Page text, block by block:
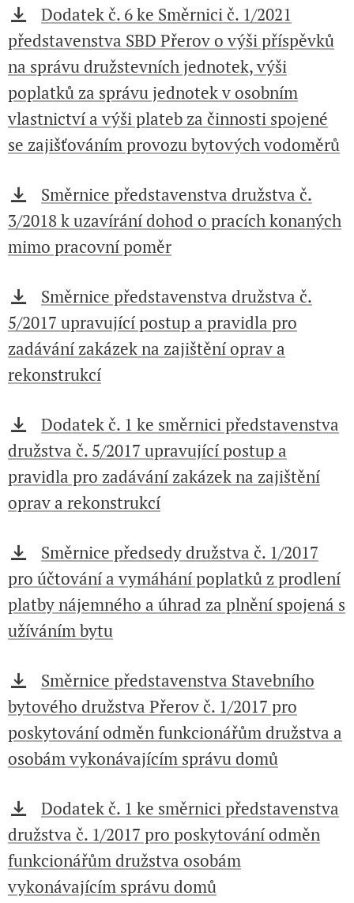
Dodatek č. 6 ke Směrnici č. 1/2021
představenstva SBD Přerov o výši příspěvků
na správu družstevních jednotek, výši
poplatků za správu jednotek v osobním
vlastnictví a výši plateb za činnosti spojené
se zajišťováním provozu bytových vodoměrů
Směrnice představenstva družstva č.
3/2018 k uzavírání dohod o pracích konaných
mimo pracovní poměr
Směrnice představenstva družstva č.
5/2017 upravující postup a pravidla pro
zadávání zakázek na zajištění oprav a
rekonstrukcí
Dodatek č. 1 ke směrnici představenstva
družstva č. 5/2017 upravující postup a
pravidla pro zadávání zakázek na zajištění
oprav a rekonstrukcí
Směrnice předsedy družstva č. 1/2017
pro účtování a vymáhání poplatků z prodlení
platby nájemného a úhrad za plnění spojená s
užíváním bytu
Směrnice představenstva Stavebního
bytového družstva Přerov č. 1/2017 pro
poskytování odměn funkcionářům družstva a
osobám vykonávajícím správu domů
Dodatek č. 1 ke směrnici představenstva
družstva č. 1/2017 pro poskytování odměn
funkcionářům družstva osobám
vykonávajícím správu domů